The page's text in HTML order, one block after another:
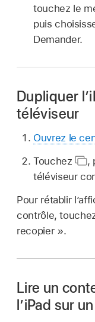
touchez le
puis
Demander.
Dupliquer
téléviseur
Ouvrez le
Touchez
,
téléviseur
Pour rétablir
contrôle,
recopier ».
Lire un
l’iPad sur